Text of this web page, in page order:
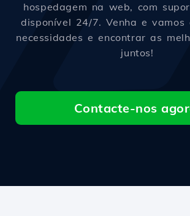
hospedagem na web, com
disponível 24/7. Venha e vamos
necessidades e encontrar as
juntos!
Contacte-nos